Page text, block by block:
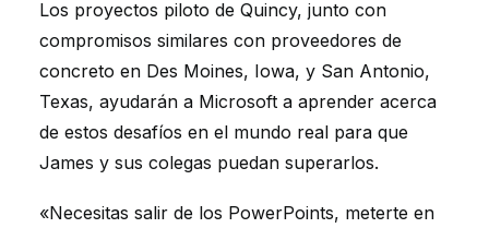
Los proyectos piloto de Quincy, junto con
compromisos similares con proveedores de
concreto en Des Moines, Iowa, y San Antonio,
Texas, ayudarán a Microsoft a aprender acerca
de estos desafíos en el mundo real para que
James y sus colegas puedan superarlos.
«Necesitas salir de los PowerPoints, meterte en